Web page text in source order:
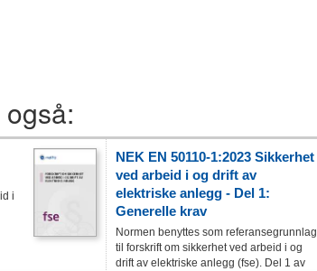
i
NEK EN 50110-1:2023 Sikkerhet
ved arbeid i og drift av
elektriske anlegg - Del 1:
Generelle krav
Normen benyttes som referansegrunnlag
til forskrift om sikkerhet ved arbeid i og
drift av elektriske anlegg (fse). Del 1 av